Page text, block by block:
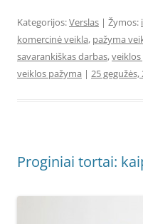
Kategorijos:Verslas | Žymos:
komercinė veikla, pažyma
savarankiškas darbas,
veiklos pažyma | 25 gegužės,
Proginiai tortai: